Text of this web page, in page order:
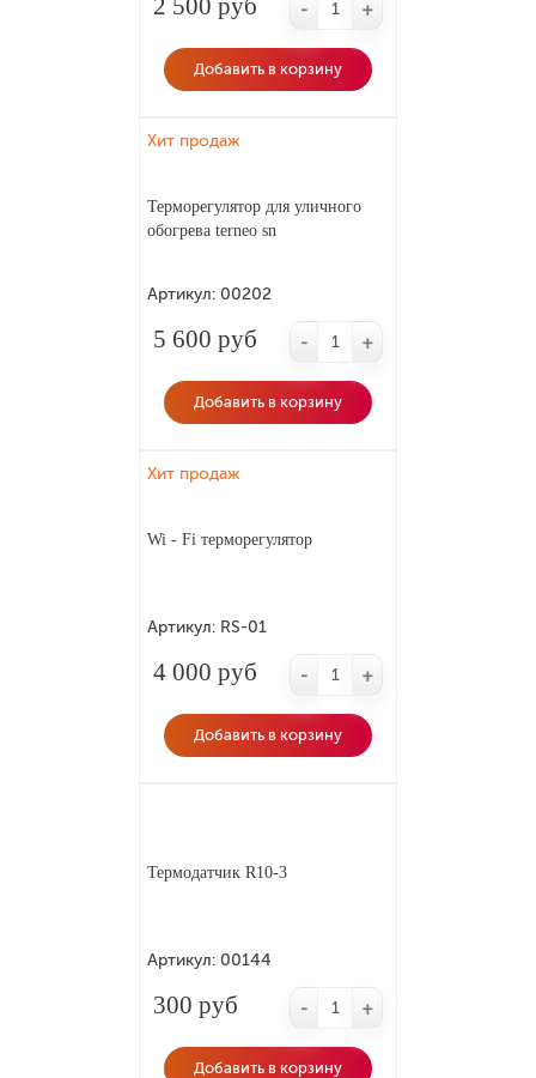
Бесплатная доставка по городу.
экономит расход электроэнергии.
2 500 руб - +
Добавить в корзину
Хит продаж
Терморегулятор для уличного
обогрева terneo sn
Артикул: 00202
5 600 руб - +
Добавить в корзину
Хит продаж
Wi - Fi терморегулятор
Артикул: RS-01
4 000 руб - +
Добавить в корзину
Термодатчик R10-3
Артикул: 00144
300 руб - +
Добавить в корзину